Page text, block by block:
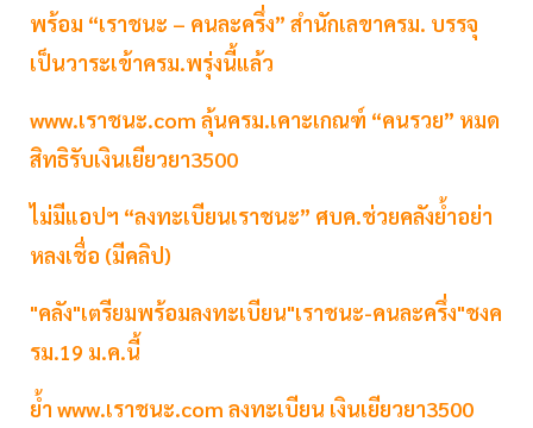
พร้อม “เราชนะ – คนละครึ่ง” สำนักเลขาครม. บรรจุ
เป็นวาระเข้าครม.พรุ่งนี้แล้ว
www.เราชนะ.com ลุ้นครม.เคาะเกณฑ์ “คนรวย” หมด
สิทธิรับเงินเยียวยา3500
ไม่มีแอปฯ “ลงทะเบียนเราชนะ” ศบค.ช่วยคลังย้ำอย่า
หลงเชื่อ (มีคลิป)
"คลัง"เตรียมพร้อมลงทะเบียน"เราชนะ-คนละครึ่ง"ชงค
รม.19 ม.ค.นี้
ย้ำ www.เราชนะ.com ลงทะเบียน เงินเยียวยา3500